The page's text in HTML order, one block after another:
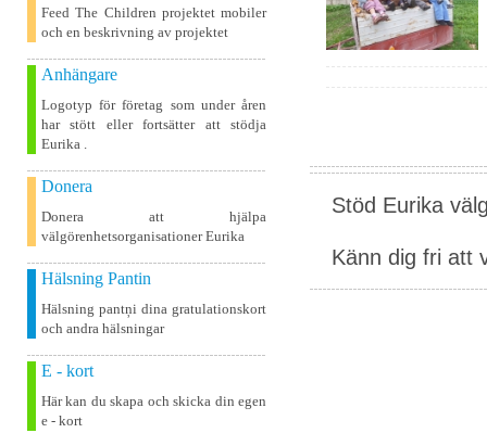
Feed The Children projektet mobiler
och en beskrivning av projektet
Anhängare
Logotyp för företag som under åren
har stött eller fortsätter att stödja
Eurika .
Donera
Donera att hjälpa
välgörenhetsorganisationer Eurika
Hälsning Pantin
Hälsning pantņi dina gratulationskort
och andra hälsningar
E - kort
Här kan du skapa och skicka din egen
e - kort
Stöd Eurika
Känn dig fri att